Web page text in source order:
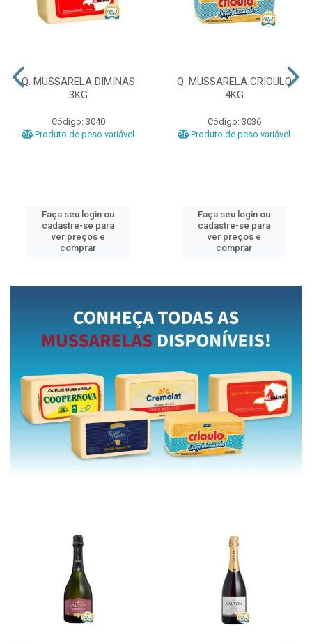
Q. MUSSARELA DIMINAS
3KG
Código: 3040
Produto de peso variável
Faça seu login ou
cadastre-se para
ver preços e
comprar
Q. MUSSARELA CRIOULO
4KG
Código: 3036
Produto de peso variável
Faça seu login ou
cadastre-se para
ver preços e
comprar